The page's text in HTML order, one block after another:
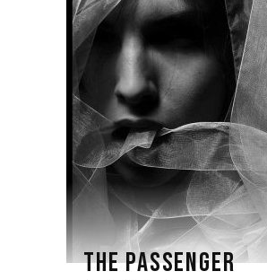
THE PASSENGER